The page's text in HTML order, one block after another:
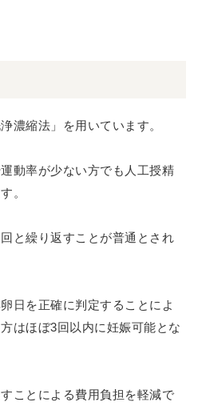
濃縮法」を用いています。
動率が少ない方でも人工授精
。
と繰り返すことが普通とされ
日を正確に判定することによ
はほぼ3回以内に妊娠可能とな
ことによる費用負担を軽減で